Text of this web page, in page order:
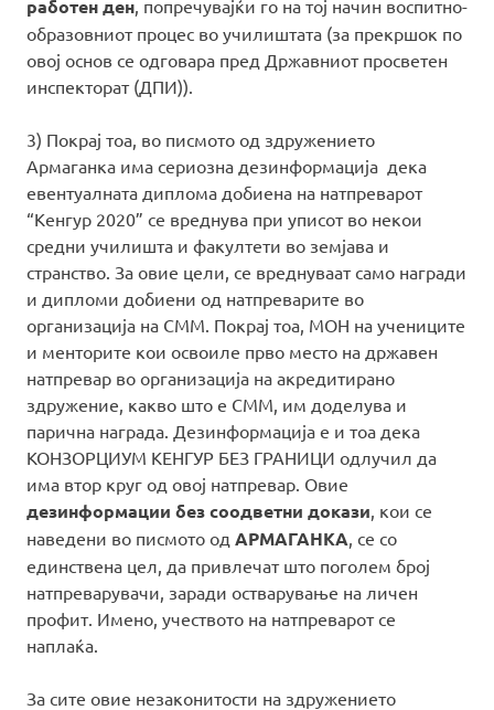
работен ден , попречувајќи го на тој начин воспитно-
образовниот процес во училиштата (за прекршок по
овој основ се одговара пред Државниот просветен
инспекторат (ДПИ)).
3) Покрај тоа, во писмото од здружението
Армаганка има сериозна дезинформација дека
евентуалната диплома добиена на натпреварот
“Кенгур 2020” се вреднува при уписот во некои
средни училишта и факултети во земјава и
странство. За овие цели, се вреднуваат само награди
и дипломи добиени од натпреварите во
организација на СММ. Покрај тоа, МОН на учениците
и менторите кои освоиле прво место на државен
натпревар во организација на акредитирано
здружение, какво што е СММ, им доделува и
парична награда. Дезинформација е и тоа дека
КОНЗОРЦИУМ КЕНГУР БЕЗ ГРАНИЦИ одлучил да
има втор круг од овој натпревар. Овие
дезинформации без соодветни докази , кои се
наведени во писмото од АРМАГАНКА , се со
единствена цел, да привлечат што поголем број
натпре­вару­вачи, заради остварување на личен
профит. Имено, учеството на натпреварот се
наплаќа.
За сите овие незаконитости на здружението